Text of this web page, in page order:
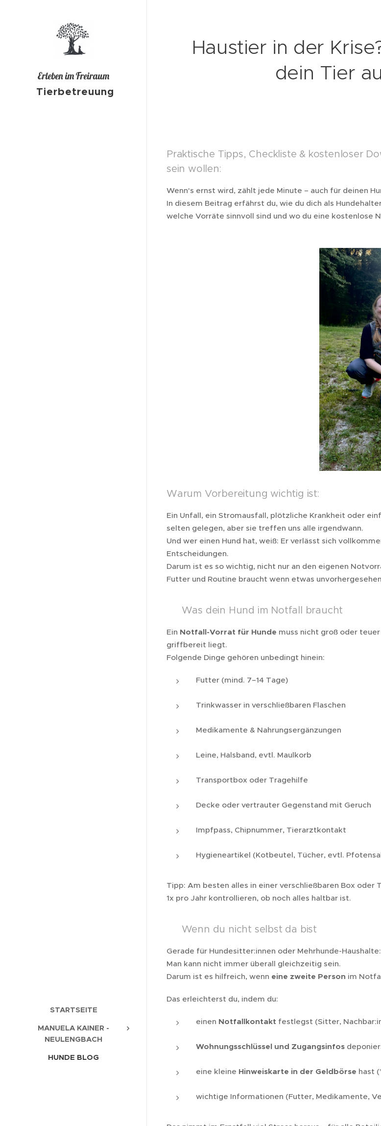
Erleben im Freiraum
Tierbetreuung
STARTSEITE
MANUELA KAINER -
NEULENGBACH
HUNDE BLOG
Haustier in der
dein Tier
Praktische Tipps, Checkliste & kostenloser
sein wollen:
Wenn's ernst wird, zählt jede Minute – auch für deinen
In diesem Beitrag erfährst du, wie du dich als
welche Vorräte sinnvoll sind und wo du eine kostenlose
Warum Vorbereitung wichtig ist:
Ein Unfall, ein Stromausfall, plötzliche Krankheit oder
selten gelegen, aber sie treffen uns alle irgendwann.
Und wer einen Hund hat, weiß: Er verlässt sich
Entscheidungen.
Darum ist es so wichtig, nicht nur an den eigenen
Futter und Routine braucht wenn etwas
🐕 Was dein Hund im Notfall braucht
Ein Notfall-Vorrat für Hunde muss nicht groß oder
griffbereit liegt.
Folgende Dinge gehören unbedingt hinein:
Futter (mind. 7–14 Tage)
Trinkwasser in verschließbaren Flaschen
Medikamente & Nahrungsergänzungen
Leine, Halsband, evtl. Maulkorb
Transportbox oder Tragehilfe
Decke oder vertrauter Gegenstand mit Geruch
Impfpass, Chipnummer, Tierarztkontakt
Hygieneartikel (Kotbeutel, Tücher, evtl.
Tipp: Am besten alles in einer verschließbaren Box
1x pro Jahr kontrollieren, ob noch alles haltbar ist.
🧍‍♀️ Wenn du nicht selbst da bist
Gerade für Hundesitter:innen oder Mehrhunde-Haushalte:
Man kann nicht immer überall gleichzeitig sein.
Darum ist es hilfreich, wenn eine zweite Person im
Das erleichterst du, indem du:
einen Notfallkontakt festlegst (Sitter,
Wohnungsschlüssel und Zugangsinfos
eine kleine Hinweiskarte in der Geldbörse hast
wichtige Informationen (Futter, Medikamente,